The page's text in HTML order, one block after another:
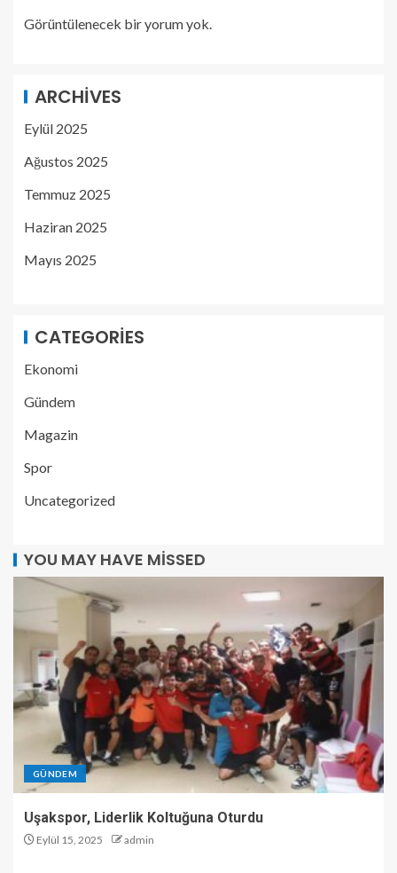
Görüntülenecek bir yorum yok.
ARCHIVES
Eylül 2025
Ağustos 2025
Temmuz 2025
Haziran 2025
Mayıs 2025
CATEGORIES
Ekonomi
Gündem
Magazin
Spor
Uncategorized
YOU MAY HAVE MISSED
GÜNDEM
Uşakspor, Liderlik Koltuğuna Oturdu
Eylül 15, 2025 admin